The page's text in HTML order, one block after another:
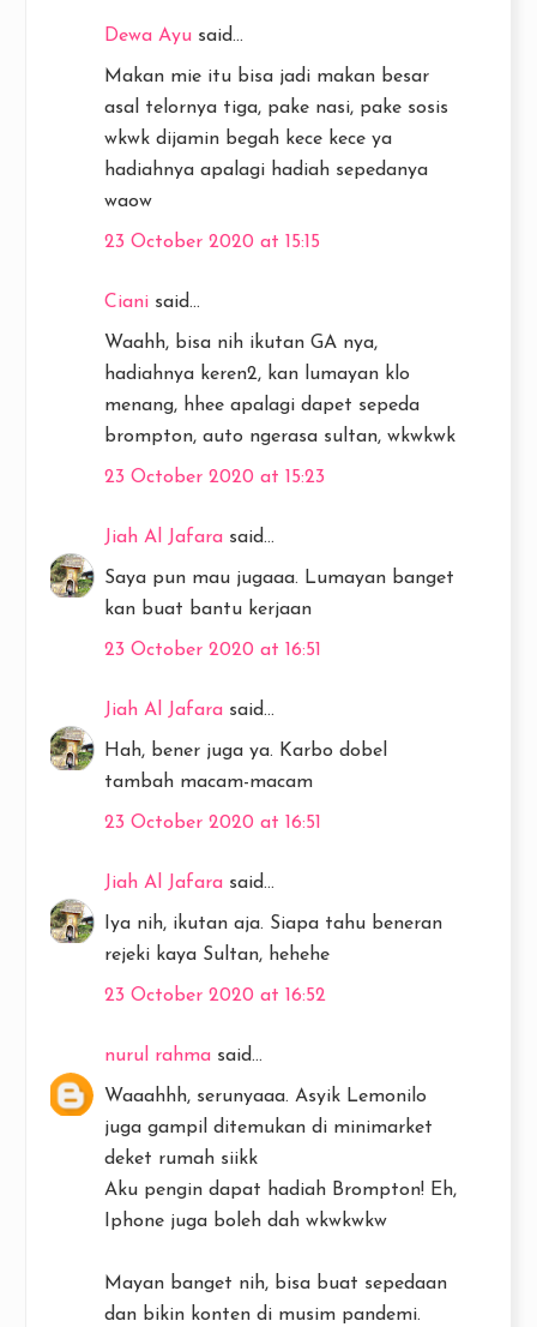
Dewa Ayu said...
Makan mie itu bisa jadi makan besar
asal telornya tiga, pake nasi, pake sosis
wkwk dijamin begah kece kece ya
hadiahnya apalagi hadiah sepedanya
waow
23 October 2020 at 15:15
Ciani said...
Waahh, bisa nih ikutan GA nya,
hadiahnya keren2, kan lumayan klo
menang, hhee apalagi dapet sepeda
brompton, auto ngerasa sultan, wkwkwk
23 October 2020 at 15:23
Jiah Al Jafara said...
Saya pun mau jugaaa. Lumayan banget
kan buat bantu kerjaan
23 October 2020 at 16:51
Jiah Al Jafara said...
Hah, bener juga ya. Karbo dobel
tambah macam-macam
23 October 2020 at 16:51
Jiah Al Jafara said...
Iya nih, ikutan aja. Siapa tahu beneran
rejeki kaya Sultan, hehehe
23 October 2020 at 16:52
nurul rahma said...
Waaahhh, serunyaaa. Asyik Lemonilo
juga gampil ditemukan di minimarket
deket rumah siikk
Aku pengin dapat hadiah Brompton! Eh,
Iphone juga boleh dah wkwkwkw
Mayan banget nih, bisa buat sepedaan
dan bikin konten di musim pandemi.